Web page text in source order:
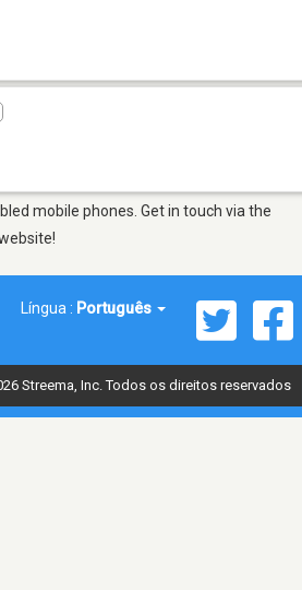
mobile phones. Get in touch via the
Língua : Português
Streema, Inc. Todos os direitos reservados